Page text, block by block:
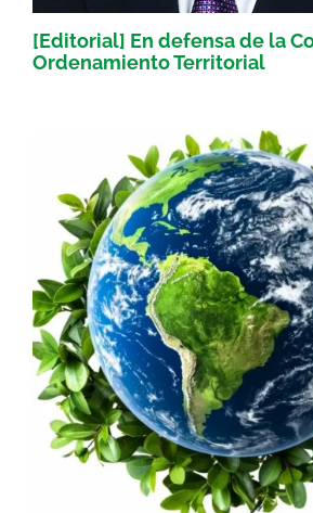
[Editorial] En defensa de la
Ordenamiento Territorial